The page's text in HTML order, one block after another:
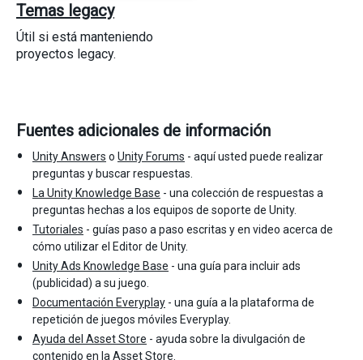
Temas legacy
Útil si está manteniendo
proyectos legacy.
Fuentes adicionales de información
Unity Answers o Unity Forums - aquí usted puede realizar
preguntas y buscar respuestas.
La Unity Knowledge Base - una colección de respuestas a
preguntas hechas a los equipos de soporte de Unity.
Tutoriales - guías paso a paso escritas y en video acerca de
cómo utilizar el Editor de Unity.
Unity Ads Knowledge Base - una guía para incluir ads
(publicidad) a su juego.
Documentación Everyplay - una guía a la plataforma de
repetición de juegos móviles Everyplay.
Ayuda del Asset Store - ayuda sobre la divulgación de
contenido en la Asset Store.